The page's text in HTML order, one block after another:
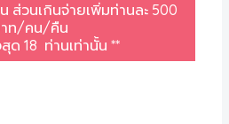
ส่วนเกินจ่ายเพิ่มท่านละ 500
ท/คน/คืน
ด 18 ท่านเท่านั้น **